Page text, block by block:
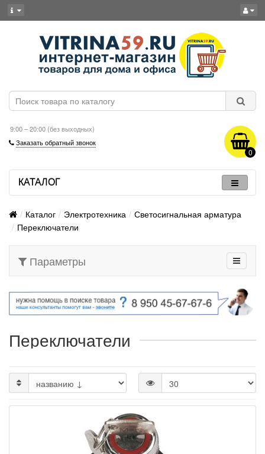
9:00 – 20:00 (без выходных)
Заказать обратный звонок
0
КАТАЛОГ
Каталог Электротехника
Светосигнальная арматура
Переключатели
Параметры
Переключатели